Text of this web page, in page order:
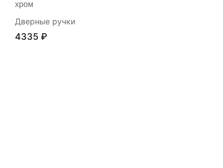
хром
Дверные ручки
4335 ₽